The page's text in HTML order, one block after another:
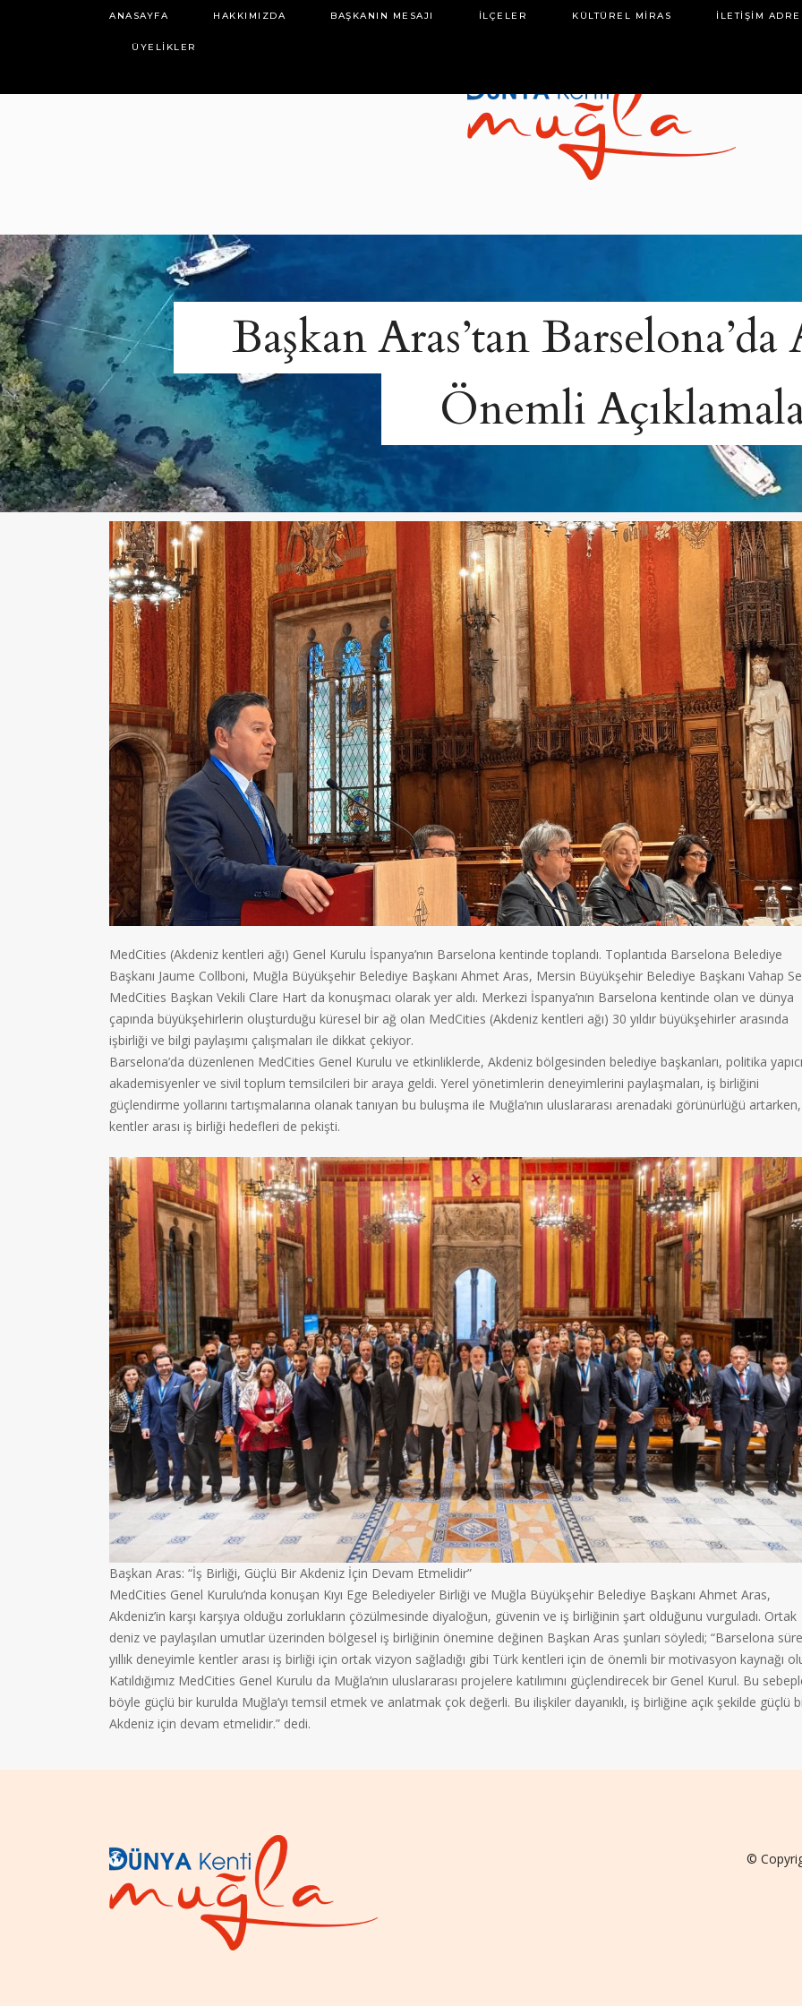
ANASAYFA HAKKIMIZDA BAŞKANIN MESAJI İLÇELER KÜLTÜREL MIRAS İLETIŞIM
ÜYELIKLER
1
Başkan Aras’tan
Önemli
MedCities (Akdeniz kentleri ağı) Genel Kurulu İspanya’nın Barselona kentinde toplandı. Toplantıda Barselona Belediye
Başkanı Jaume Collboni, Muğla Büyükşehir Belediye Başkanı Ahmet Aras, Mersin Büyükşehir Belediye Başkanı Vahap
MedCities Başkan Vekili Clare Hart da konuşmacı olarak yer aldı. Merkezi İspanya’nın Barselona kentinde olan ve dünya
çapında büyükşehirlerin oluşturduğu küresel bir ağ olan MedCities (Akdeniz kentleri ağı) 30 yıldır büyükşehirler arasında
işbirliği ve bilgi paylaşımı çalışmaları ile dikkat çekiyor.
Barselona’da düzenlenen MedCities Genel Kurulu ve etkinliklerde, Akdeniz bölgesinden belediye başkanları, politika
akademisyenler ve sivil toplum temsilcileri bir araya geldi. Yerel yönetimlerin deneyimlerini paylaşmaları, iş birliğini
güçlendirme yollarını tartışmalarına olanak tanıyan bu buluşma ile Muğla’nın uluslararası arenadaki görünürlüğü artarken,
kentler arası iş birliği hedefleri de pekişti.
Başkan Aras: “İş Birliği, Güçlü Bir Akdeniz İçin Devam Etmelidir”
MedCities Genel Kurulu’nda konuşan Kıyı Ege Belediyeler Birliği ve Muğla Büyükşehir Belediye Başkanı Ahmet Aras,
Akdeniz’in karşı karşıya olduğu zorlukların çözülmesinde diyaloğun, güvenin ve iş birliğinin şart olduğunu vurguladı. Ortak
deniz ve paylaşılan umutlar üzerinden bölgesel iş birliğinin önemine değinen Başkan Aras şunları söyledi; “Barselona
yıllık deneyimle kentler arası iş birliği için ortak vizyon sağladığı gibi Türk kentleri için de önemli bir motivasyon kaynağı
Katıldığımız MedCities Genel Kurulu da Muğla’nın uluslararası projelere katılımını güçlendirecek bir Genel Kurul. Bu
böyle güçlü bir kurulda Muğla’yı temsil etmek ve anlatmak çok değerli. Bu ilişkiler dayanıklı, iş birliğine açık şekilde güçlü
Akdeniz için devam etmelidir.” dedi.
©